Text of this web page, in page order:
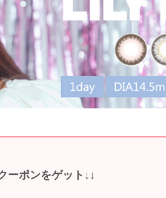
ーポンをゲット↓↓